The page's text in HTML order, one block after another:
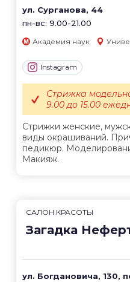
ул. Сурганова, 44
пн-вс: 9.00-21.00
Академия наук
Instagram
Стрижки женские,
виды окрашиваний.
педикюр.
Макияж.
Стрижка
9.00 до 15.00
САЛОН КРАСОТЫ
Загадка
ул. Богдановича, 130,